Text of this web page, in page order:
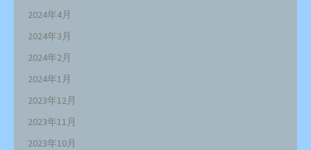
2024年4月
2024年3月
2024年2月
2024年1月
2023年12月
2023年11月
2023年10月